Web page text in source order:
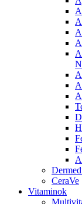
CeraVe
Vitaminok